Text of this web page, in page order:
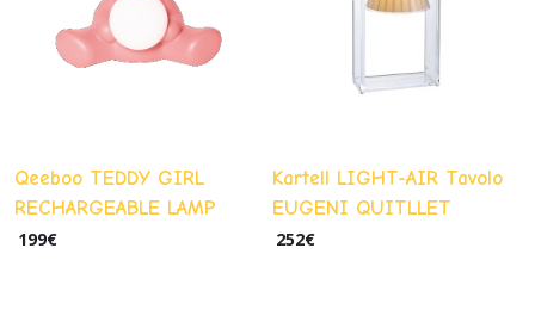
Qeeboo TEDDY GIRL
RECHARGEABLE LAMP
Stefano Giovannoni couleur
199€
Kartell LIGHT-AIR Tavolo
EUGENI QUITLLET
couleur : Crystal/tissu
252€